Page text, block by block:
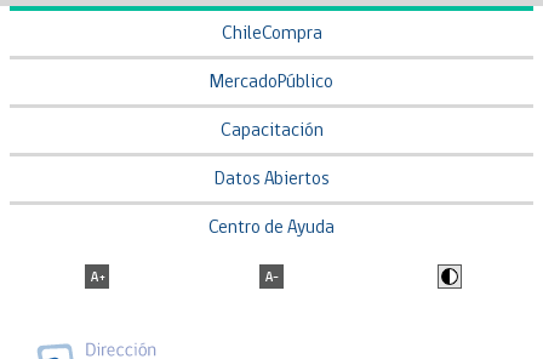
ChileCompra
MercadoPúblico
Capacitación
Datos Abiertos
Centro de Ayuda